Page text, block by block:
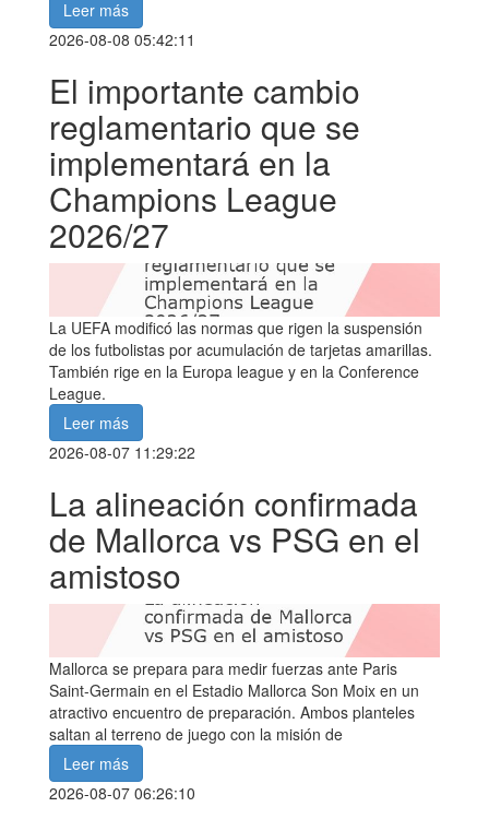
Leer más
2026-08-08 05:42:11
El importante cambio
reglamentario que se
implementará en la
Champions League
2026/27
La UEFA modificó las normas que rigen la suspensión
de los futbolistas por acumulación de tarjetas amarillas.
También rige en la Europa league y en la Conference
League.
Leer más
2026-08-07 11:29:22
La alineación confirmada
de Mallorca vs PSG en el
amistoso
Mallorca se prepara para medir fuerzas ante Paris
Saint-Germain en el Estadio Mallorca Son Moix en un
atractivo encuentro de preparación. Ambos planteles
saltan al terreno de juego con la misión de
Leer más
2026-08-07 06:26:10